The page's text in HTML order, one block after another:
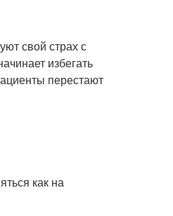
свой страх с
избегать
перестают
как на